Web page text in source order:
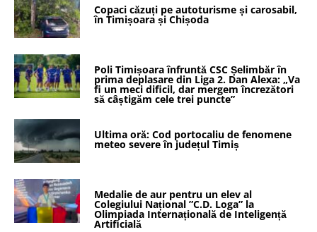
Copaci căzuți pe autoturisme și carosabil,
în Timișoara și Chișoda
Poli Timișoara înfruntă CSC Șelimbăr în
prima deplasare din Liga 2. Dan Alexa: „Va
fi un meci dificil, dar mergem încrezători
să câștigăm cele trei puncte”
Ultima oră: Cod portocaliu de fenomene
meteo severe în județul Timiș
Medalie de aur pentru un elev al
Colegiului Național ”C.D. Loga” la
Olimpiada Internațională de Inteligență
Artificială